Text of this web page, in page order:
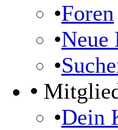
•Foren
•Neue
•
•
•Dein